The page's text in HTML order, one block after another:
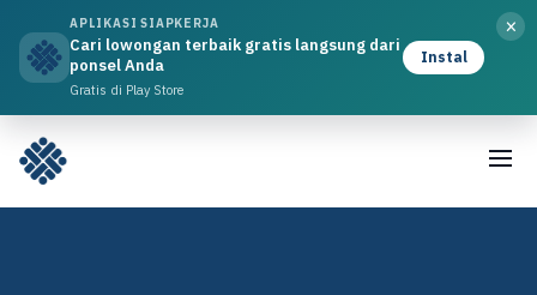
×
APLIKASI SIAPKERJA
Cari lowongan terbaik gratis langsung dari
ponsel Anda
Gratis di Play Store
Instal